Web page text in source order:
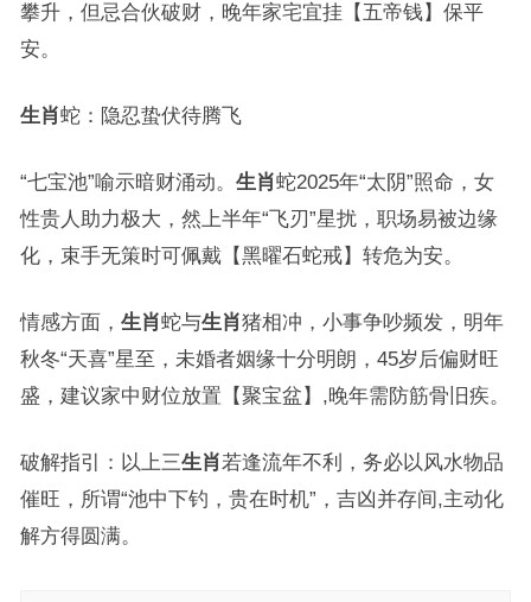
攀升，但忌合伙破财，晚年家宅宜挂【五帝钱】保平
安。
生肖蛇：隐忍蛰伏待腾飞
“七宝池”喻示暗财涌动。 生肖蛇2025年“太阴”照命，女
性贵人助力极大，然上半年“飞刃”星扰，职场易被边缘
化，束手无策时可佩戴【黑曜石蛇戒】转危为安。
情感方面， 生肖蛇与生肖猪相冲，小事争吵频发，明年
秋冬“天喜”星至，未婚者姻缘十分明朗，45岁后偏财旺
盛，建议家中财位放置【聚宝盆】,晚年需防筋骨旧疾。
破解指引：以上三生肖若逢流年不利，务必以风水物品
催旺，所谓“池中下钓，贵在时机”，吉凶并存间,主动化
解方得圆满。